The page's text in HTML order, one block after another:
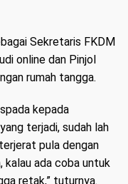
Sekretaris FKDM
online dan Pinjol
rumah tangga.
kepada
terjadi, sudah lah
pula dengan
kalau ada coba untuk
retak,” tuturnya.